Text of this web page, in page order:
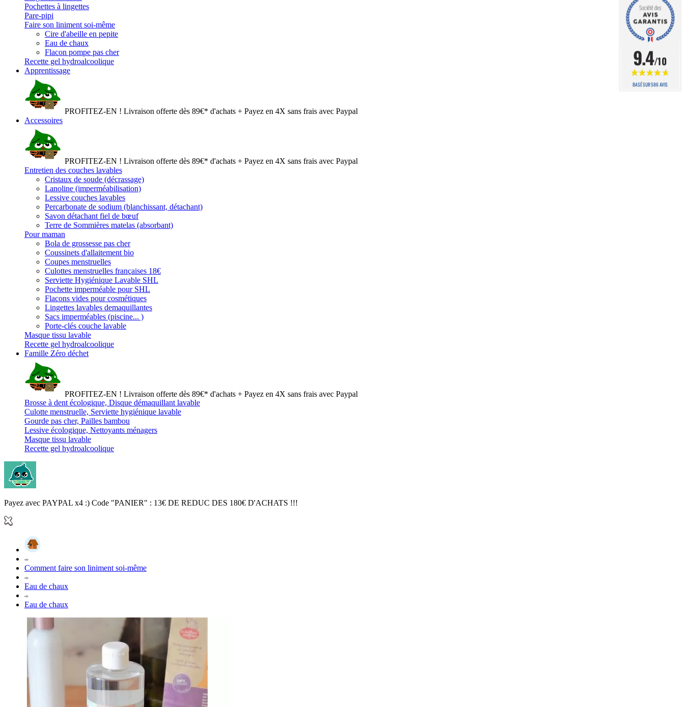
Pochettes à lingettes
Pare-pipi
Faire son liniment soi-même
Cire d'abeille en pepite
Eau de chaux
Flacon pompe pas cher
Recette gel hydroalcoolique
Apprentissage
PROFITEZ-EN ! Livraison offerte dès 89€* d'achats + Payez en 4X sans frais avec Paypal
Accessoires
PROFITEZ-EN ! Livraison offerte dès 89€* d'achats + Payez en 4X sans frais avec Paypal
Entretien des couches lavables
Cristaux de soude (décrassage)
Lanoline (imperméabilisation)
Lessive couches lavables
Percarbonate de sodium (blanchissant, détachant)
Savon détachant fiel de bœuf
Terre de Sommières matelas (absorbant)
Pour maman
Bola de grossesse pas cher
Coussinets d'allaitement bio
Coupes menstruelles
Culottes menstruelles françaises 18€
Serviette Hygiénique Lavable SHL
Pochette imperméable pour SHL
Flacons vides pour cosmétiques
Lingettes lavables demaquillantes
Sacs imperméables (piscine... )
Porte-clés couche lavable
Masque tissu lavable
Recette gel hydroalcoolique
Famille Zéro déchet
PROFITEZ-EN ! Livraison offerte dès 89€* d'achats + Payez en 4X sans frais avec Paypal
Brosse à dent écologique, Disque démaquillant lavable
Culotte menstruelle, Serviette hygiénique lavable
Gourde pas cher, Pailles bambou
Lessive écologique, Nettoyants ménagers
Masque tissu lavable
Recette gel hydroalcoolique
Payez avec PAYPAL x4 :) Code "PANIER" : 13€ DE REDUC DES 180€ D'ACHATS !!!
Comment faire son liniment soi-même
Eau de chaux
Eau de chaux
9.4/10
BASÉ SUR 586 AVIS